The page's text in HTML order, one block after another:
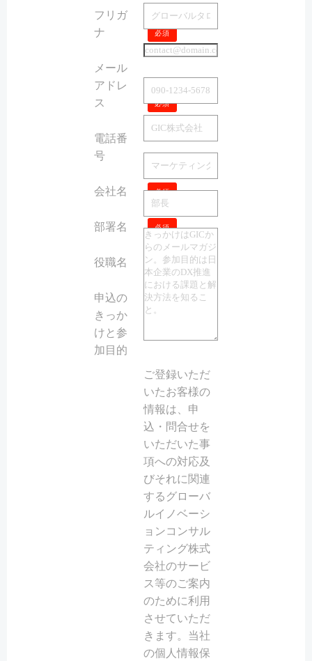
フリガ
ナ
必須
メール
アドレ
ス
必須
電話番
号
会社名 必須
部署名 必須
役職名 必須
申込の
きっか
けと参
加目的
ご登録いただ
いたお客様の
情報は、申
込・問合せを
いただいた事
項への対応及
びそれに関連
するグローバ
ルイノベーシ
ョンコンサル
ティング株式
会社のサービ
ス等のご案内
のために利用
させていただ
きます。当社
の個人情報保